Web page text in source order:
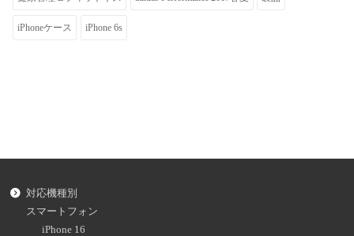
iPhoneケース iPhone 6s
対応機種別
スマートフォン
iPhone 16